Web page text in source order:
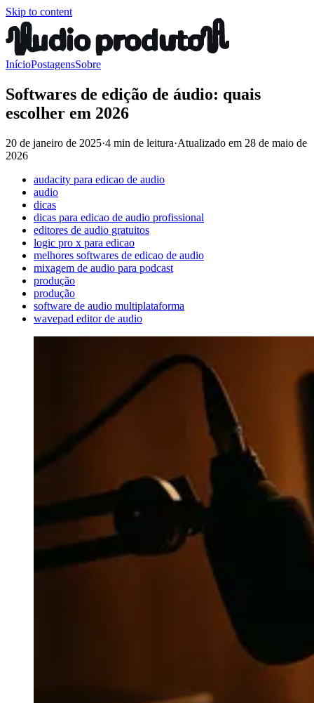
Skip to content
InícioPostagensSobre
Softwares de edição de áudio: quais
escolher em 2026
20 de janeiro de 2025·4 min de leitura·Atualizado em 28 de maio de
2026
audacity para edicao de audio
audio
dicas
dicas para edicao de audio profissional
editores de audio gratuitos
logic pro x para edicao
melhores softwares de edicao de audio
mixagem de audio para podcast
produção
produção
software de audio multiplataforma
wavepad editor de audio